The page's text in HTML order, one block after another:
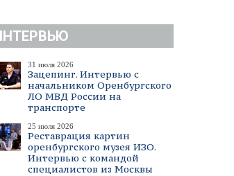
31 июля 2026
Зацепинг. Интервью с
начальником Оренбургского
ЛО МВД России на
транспорте
25 июля 2026
Реставрация картин
оренбургского музея ИЗО.
Интервью с командой
специалистов из Москвы